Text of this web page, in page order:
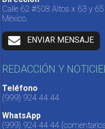
Calle 62 #508 Altos x 63 y 65
México.
ENVIAR MENSAJE
REDACCIÓN Y
Teléfono
(999) 924 44 44
WhatsApp
(999) 924 44 44